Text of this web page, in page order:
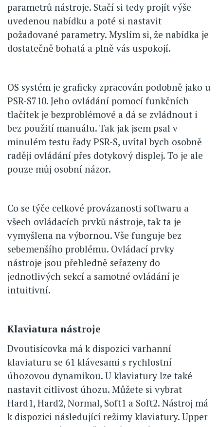
parametrů nástroje. Stačí si tedy projít výše
uvedenou nabídku a poté si nastavit
požadované parametry. Myslím si, že nabídka je
dostatečně bohatá a plně vás uspokojí.
OS systém je graficky zpracován podobně jako u
PSR-S710. Jeho ovládání pomocí funkčních
tlačítek je bezproblémové a dá se zvládnout i
bez použití manuálu. Tak jak jsem psal v
minulém testu řady PSR-S, uvítal bych osobně
raději ovládání přes dotykový displej. To je ale
pouze můj osobní názor.
Co se týče celkové provázanosti softwaru a
všech ovládacích prvků nástroje, tak ta je
vymyšlena na výbornou. Vše funguje bez
sebemenšího problému. Ovládací prvky
nástroje jsou přehledně seřazeny do
jednotlivých sekcí a samotné ovládání je
intuitivní.
Klaviatura nástroje
Dvoutisícovka má k dispozici varhanní
klaviaturu se 61 klávesami s rychlostní
úhozovou dynamikou. U klaviatury lze také
nastavit citlivost úhozu. Můžete si vybrat
Hard1, Hard2, Normal, Soft1 a Soft2. Nástroj má
k dispozici následující režimy klaviatury. Upper